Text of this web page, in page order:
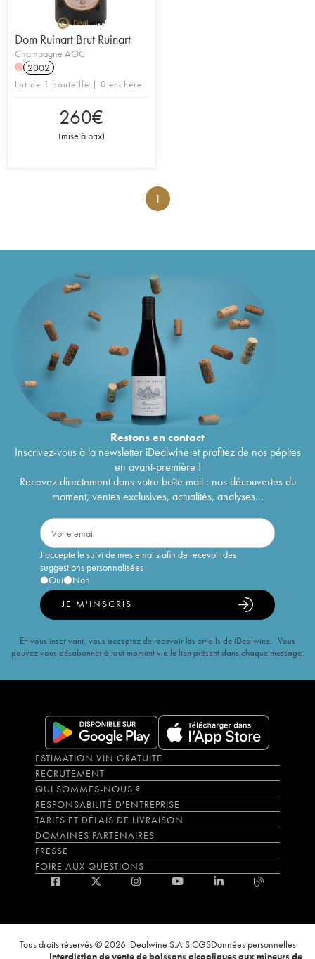
Dom Ruinart Brut Ruinart
Champagne AOC
H 2002
Lot de 1 bouteille | 0 enchère
260€
(mise à prix)
1
Restons encontact
Inscrivez-vous à la newsletter iDealwine et profitez de nos pépites
en avant-première !
Recevez directement dans votre boîte mail : nos découvertes du
moment, ventes exclusives, actualités, analyses...
J'accepte le suivi de mes emails afin de recevoir des
suggestions personnalisées
Oui
Non
JE M'INSCRIS
En vous inscrivant, vous acceptez de recevoir les emails de iDealwine. Vous
pouvez vous désabonner à tout moment via le lien présent dans chaque message.
ESTIMATION VIN GRATUITE
RECRUTEMENT
QUI SOMMES-NOUS ?
RESPONSABILITÉ D'ENTREPRISE
TARIFS ET DÉLAIS DE LIVRAISON
DOMAINES PARTENAIRES
PRESSE
FOIRE AUX QUESTIONS
Tous droits réservés © 2026 iDealwine S.A.S.CGSDonnées personnelles